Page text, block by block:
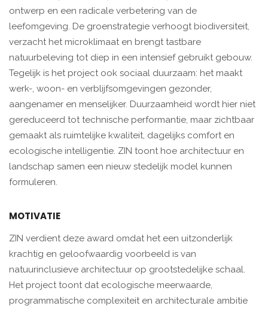
ontwerp en een radicale verbetering van de
leefomgeving. De groenstrategie verhoogt biodiversiteit,
verzacht het microklimaat en brengt tastbare
natuurbeleving tot diep in een intensief gebruikt gebouw.
Tegelijk is het project ook sociaal duurzaam: het maakt
werk-, woon- en verblijfsomgevingen gezonder,
aangenamer en menselijker. Duurzaamheid wordt hier niet
gereduceerd tot technische performantie, maar zichtbaar
gemaakt als ruimtelijke kwaliteit, dagelijks comfort en
ecologische intelligentie. ZIN toont hoe architectuur en
landschap samen een nieuw stedelijk model kunnen
formuleren.
MOTIVATIE
ZIN verdient deze award omdat het een uitzonderlijk
krachtig en geloofwaardig voorbeeld is van
natuurinclusieve architectuur op grootstedelijke schaal.
Het project toont dat ecologische meerwaarde,
programmatische complexiteit en architecturale ambitie